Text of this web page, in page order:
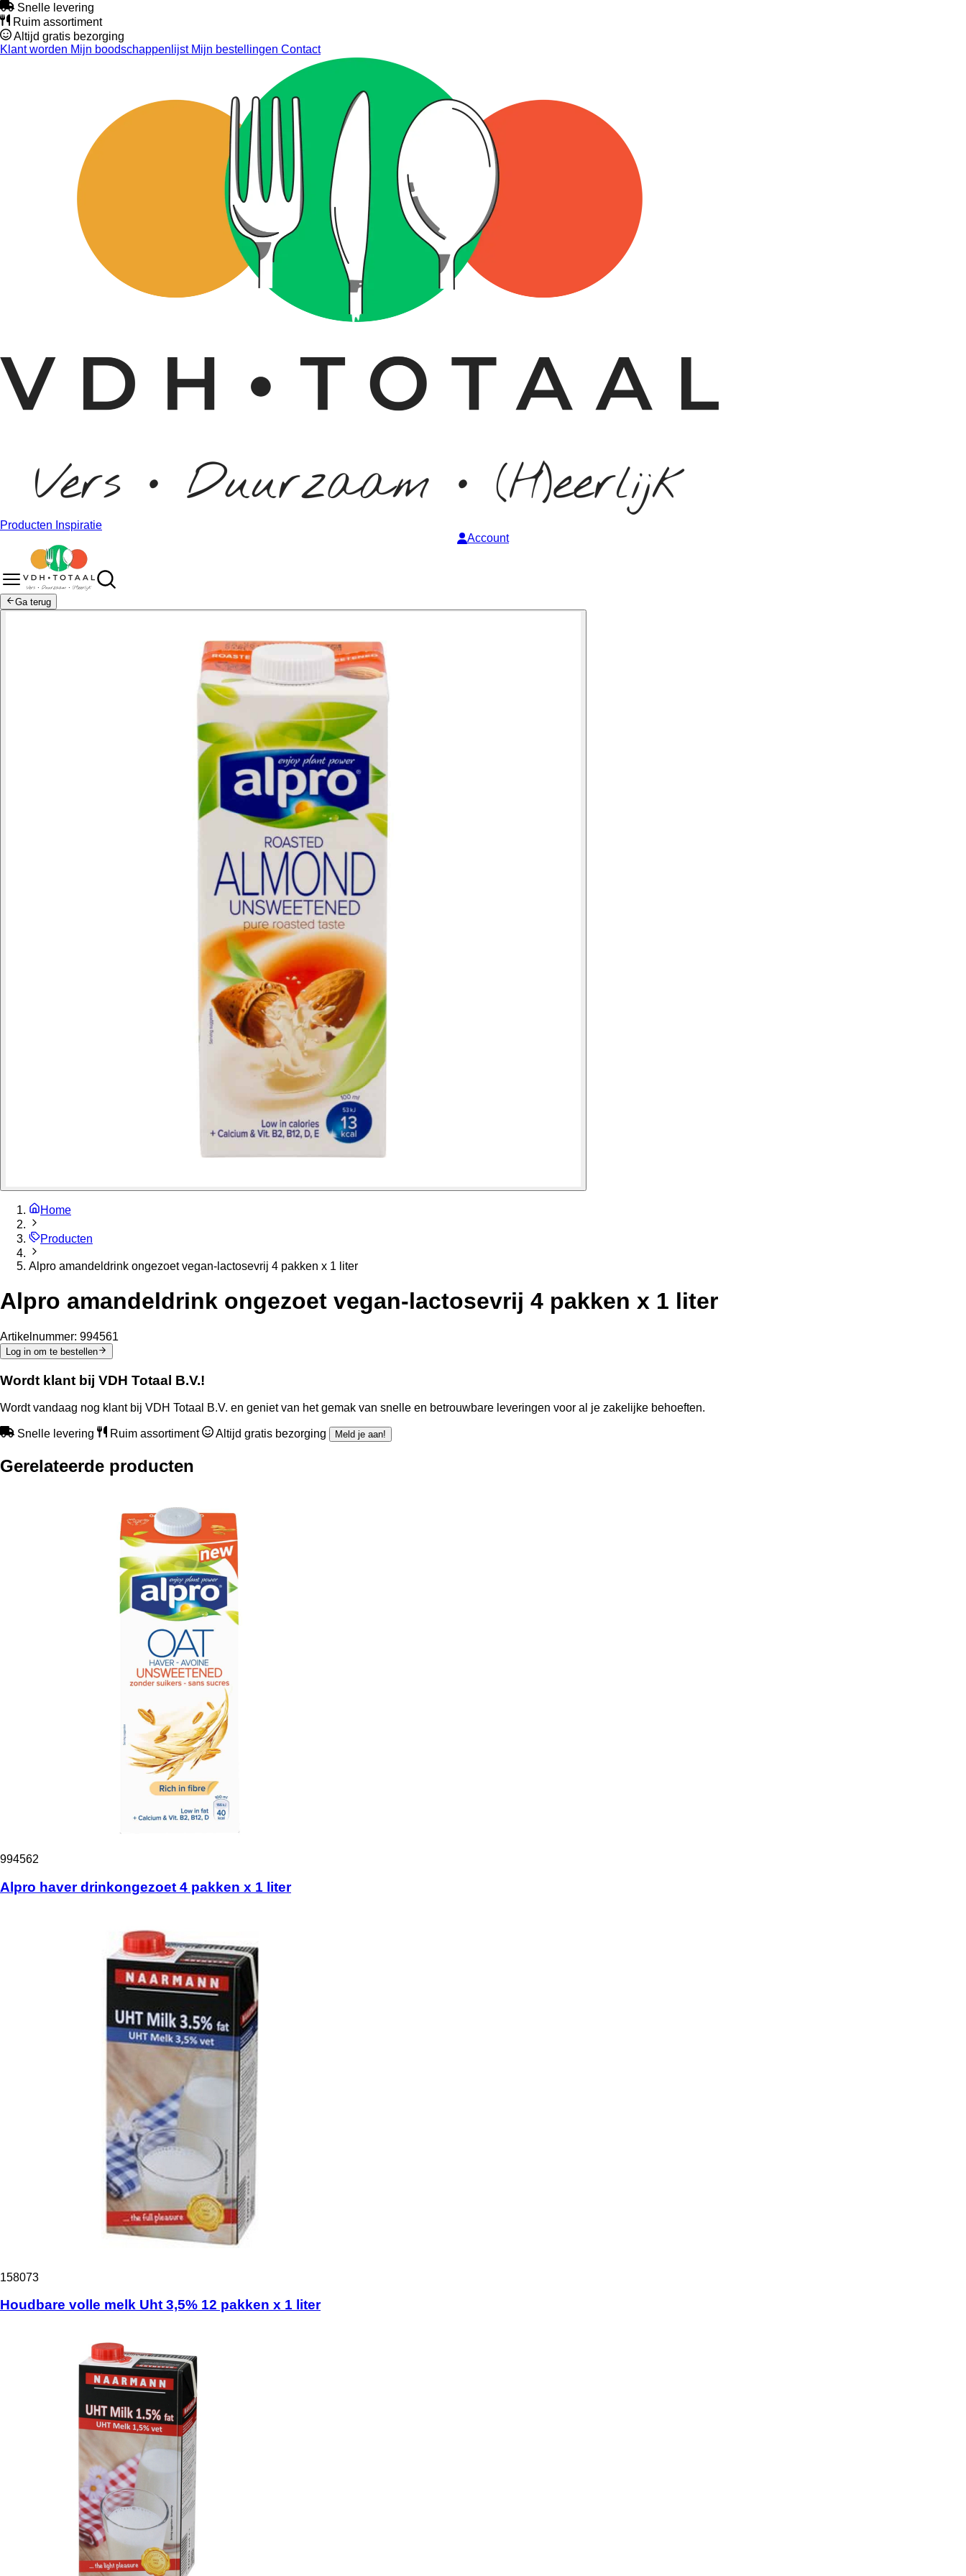
Snelle levering
Ruim assortiment
Altijd gratis bezorging
Klant worden Mijn boodschappenlijstMijn bestellingen Contact
Producten Inspiratie
Account
Ga terug
Home
Producten
Alpro amandeldrink ongezoet vegan-lactosevrij 4 pakken x 1 liter
Alpro amandeldrink ongezoet vegan-lactosevrij 4 pakken x 1 liter
Artikelnummer: 994561
Log in om te bestellen
Wordt klant bij VDH Totaal B.V.!
Wordt vandaag nog klant bij VDH Totaal B.V. en geniet van het gemak van snelle en betrouwbare leveringen voor al je zakelijke behoeften.
Snelle levering Ruim assortiment Altijd gratis bezorging Meld je aan!
Gerelateerde producten
994562
Alpro haver drinkongezoet 4 pakken x 1 liter
158073
Houdbare volle melk Uht 3,5% 12 pakken x 1 liter